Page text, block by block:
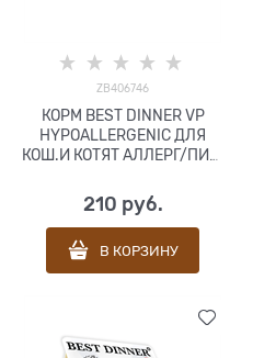
ZB406746
КОРМ BEST DINNER VP
HYPOALLERGENIC ДЛЯ
КОШ.И КОТЯТ АЛЛЕРГ/ПИЩ
210 руб.
В КОРЗИНУ